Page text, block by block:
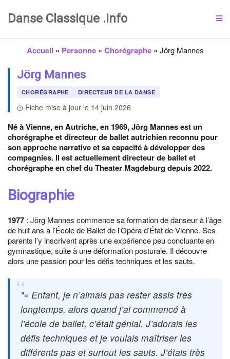
Danse Classique .info
Accueil » Personne» Chorégraphe» Jörg Mannes
Jörg Mannes
CHORÉGRAPHE DIRECTEUR DE LA DANSE
Fiche mise à jour le 14 juin 2026
Né à Vienne, en Autriche, en 1969, Jörg Mannes est un
chorégraphe et directeur de ballet autrichien reconnu pour
son approche narrative et sa capacité à développer des
compagnies. Il est actuellement directeur de ballet et
chorégraphe en chef du Theater Magdeburg depuis 2022.
Biographie
1977 : Jörg Mannes commence sa formation de danseur à l’âge
de huit ans à l’École de Ballet de l’Opéra d’État de Vienne. Ses
parents l’y inscrivent après une expérience peu concluante en
gymnastique, suite à une déformation posturale. Il découvre
alors une passion pour les défis techniques et les sauts.
« Enfant, je n’aimais pas rester assis très
longtemps, alors quand j’ai commencé à
l’école de ballet, c’était génial. J’adorais les
défis techniques et je voulais maîtriser les
différents pas et surtout les sauts. J’étais très